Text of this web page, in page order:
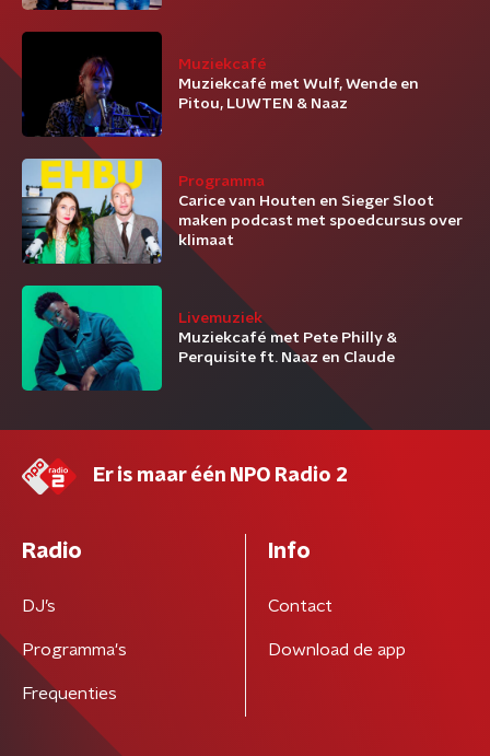
Muziekcafé
Muziekcafé met Wulf, Wende en
Pitou, LUWTEN & Naaz
Programma
Carice van Houten en Sieger Sloot
maken podcast met spoedcursus over
klimaat
Livemuziek
Muziekcafé met Pete Philly &
Perquisite ft. Naaz en Claude
Er is maar één NPO Radio 2
Radio
DJ’s
Programma's
Frequenties
Info
Contact
Download de app